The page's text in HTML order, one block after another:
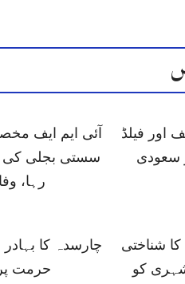
اور فیلڈ
سعودی
آئی ایم ایف
سستی بجلی کی
رہا،
شناختی
شہری کو
چارسدہ کا
حرمت